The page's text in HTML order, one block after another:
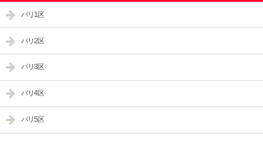
パリ1区
パリ2区
パリ3区
パリ4区
パリ5区